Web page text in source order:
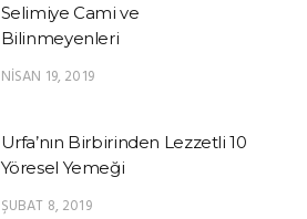
Selimiye Cami ve
Bilinmeyenleri
NISAN 19, 2019
Urfa’nın Birbirinden Lezzetli 10
Yöresel Yemeği
ŞUBAT 8, 2019